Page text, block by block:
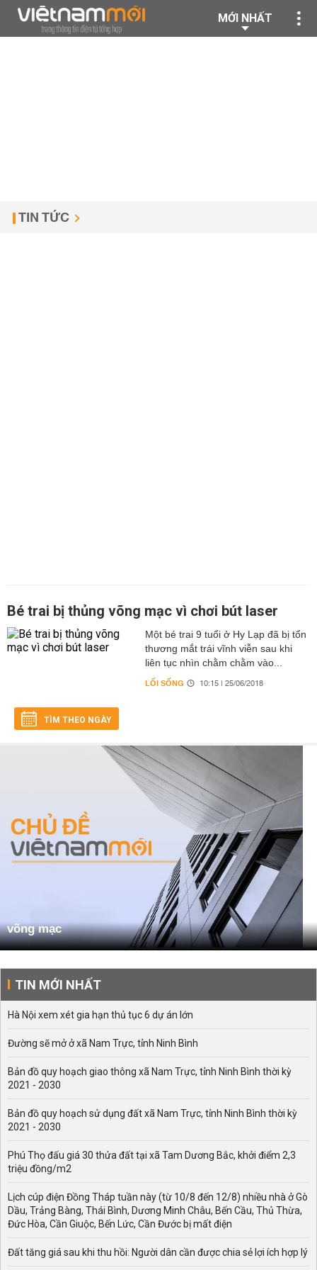
MỚI NHẤT
TIN TỨC
Bé trai bị thủng võng mạc vì chơi bút laser
Một bé trai 9 tuổi ở Hy Lạp đã bị tổn
thương mắt trái vĩnh viễn sau khi
liên tục nhìn chằm chằm vào...
LỐI SỐNG 10:15 | 25/06/2018
TÌM THEO NGÀY
võng mạc
TIN MỚI NHẤT
Hà Nội xem xét gia hạn thủ tục 6 dự án lớn
Đường sẽ mở ở xã Nam Trực, tỉnh Ninh Bình
Bản đồ quy hoạch giao thông xã Nam Trực, tỉnh Ninh Bình thời kỳ
2021 - 2030
Bản đồ quy hoạch sử dụng đất xã Nam Trực, tỉnh Ninh Bình thời kỳ
2021 - 2030
Phú Thọ đấu giá 30 thửa đất tại xã Tam Dương Bắc, khởi điểm 2,3
triệu đồng/m2
Lịch cúp điện Đồng Tháp tuần này (từ 10/8 đến 12/8) nhiều nhà ở Gò
Dầu, Trảng Bàng, Thái Bình, Dương Minh Châu, Bến Cầu, Thủ Thừa,
Đức Hòa, Cần Giuộc, Bến Lức, Cần Đước bị mất điện
Đất tăng giá sau khi thu hồi: Người dân cần được chia sẻ lợi ích hợp lý